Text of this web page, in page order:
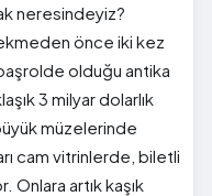
neresindeyiz?
önce iki kez
olduğu antika
3 milyar dolarlık
müzelerinde
cam vitrinlerde, biletli
Onlara artık kaşık